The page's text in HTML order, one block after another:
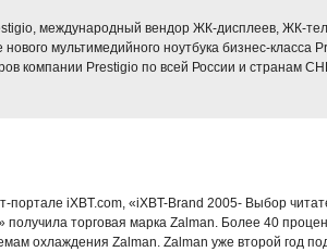
международный вендор ЖК-дисплеев, ЖК-
мультимедийного ноутбука бизнес-класса
компании Prestigio по всей России и странам
портале iXBT.com, «iXBT-Brand 2005- Выбор
торговая марка Zalman. Более 40
охлаждения Zalman. Zalman уже второй год